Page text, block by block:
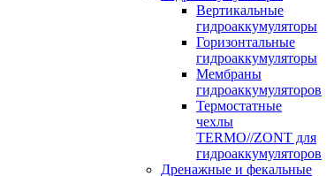
Вертикальные
гидроаккумуляторы
Горизонтальные
гидроаккумуляторы
Мембраны
гидроаккумуляторов
Термостатные
чехлы
TERMO//ZONT для
гидроаккумуляторов
Дренажные и фекальные